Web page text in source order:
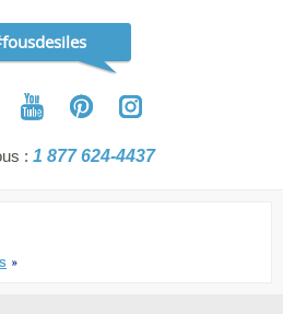
: 1 877 624-4437